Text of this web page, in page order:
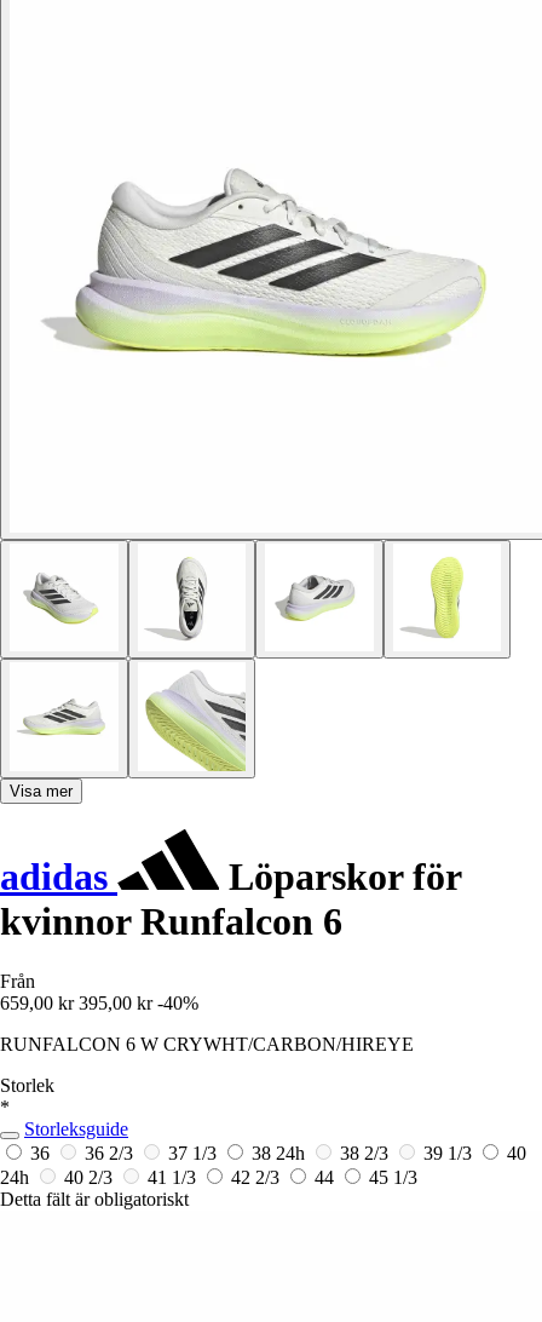
Visa mer
adidas
Löparskor för
kvinnor Runfalcon 6
Från
659,00 kr 395,00 kr -40%
RUNFALCON 6 W CRYWHT/CARBON/HIREYE
Storlek
*
Storleksguide
36
36 2/3 37 1/3 38 24h 38 2/3 39 1/3
40
24h
40 2/3 41 1/3 42 2/3 44
45 1/3
Detta fält är obligatoriskt